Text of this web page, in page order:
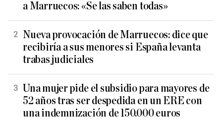
a Marruecos: «Se las saben todas»
Nueva provocación de Marruecos: dice que
recibiría a sus menores si España levanta
trabas judiciales
Una mujer pide el subsidio para mayores de
52 años tras ser despedida en un ERE con
una indemnización de 150.000 euros